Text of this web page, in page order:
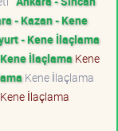
- Kazan - Kene
- Kene İlaçlama
İlaçlama Kene
Kene İlaçlama
Kene İlaçlama